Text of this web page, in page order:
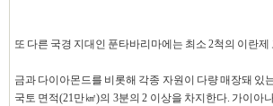
또 다른 국경 지대인 푼타바리마에는 최소 2척의 이란
금과 다이아몬드를 비롯해 각종 자원이 다량 매장돼
국토 면적(21만㎢)의 3분의 2 이상을 차지한다. 가이아